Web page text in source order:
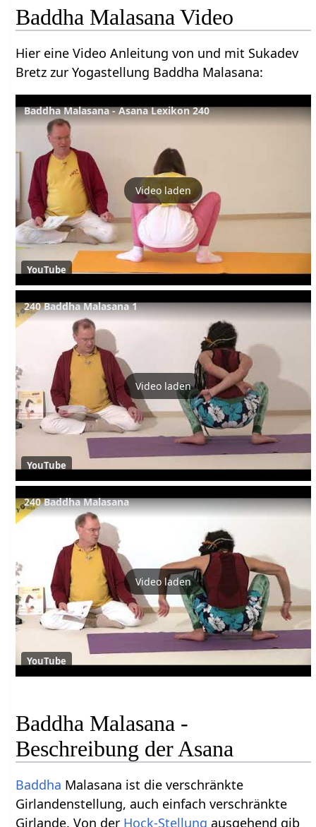
Baddha Malasana Video
Hier eine Video Anleitung von und mit Sukadev
Bretz zur Yogastellung Baddha Malasana:
Baddha Malasana - Asana Lexikon 240
Video laden
YouTube
240 Baddha Malasana 1
Video laden
YouTube
240 Baddha Malasana
Video laden
YouTube
Baddha Malasana -
Beschreibung der Asana
Baddha Malasana ist die verschränkte
Girlandenstellung, auch einfach verschränkte
Girlande. Von der Hock-Stellung ausgehend gib